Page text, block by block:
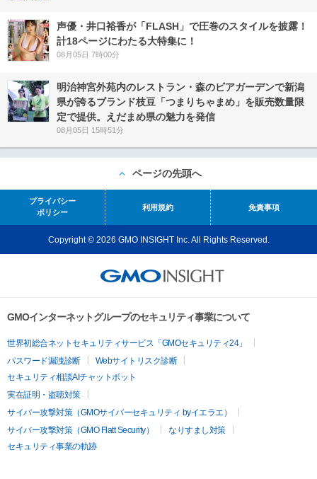
声優・井口裕香が「FLASH」で圧巻のスタイルを披露！
計18ページにわたる大特集に！
08月05日 7時00分
明治神宮外苑内のレストラン・森のビアガーデンで新潟
県が誇るブランド枝豆「つまりちゃまめ」を販売数量限
定で提供。えだまめ県の魅力を発信
08月05日 15時51分
ページの先頭へ
プライバシー
ポリシー
利用規約 免責事項
Copyright © 2026 GMO INSIGHT Inc. All Rights Reserved.
GMOインターネットグループのセキュリティ事業について
世界初総合ネットセキュリティサービス「GMOセキュリティ24」
パスワード漏洩診断
Webサイトリスク診断
セキュリティ相談AIチャットボット
実在証明・盗聴対策
サイバー攻撃対策（GMOサイバーセキュリティ byイエラエ）
サイバー攻撃対策（GMO Flatt Security）
なりすまし対策
セキュリティ事業の軌跡